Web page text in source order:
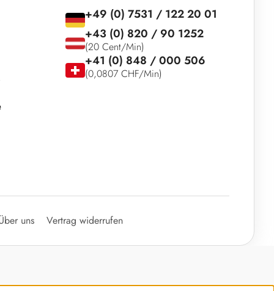
+49 (0) 7531 / 122 20 01
+43 (0) 820 / 90 1252
(20 Cent/Min)
+41 (0) 848 / 000 506
(0,0807 CHF/Min)
uns Vertrag widerrufen